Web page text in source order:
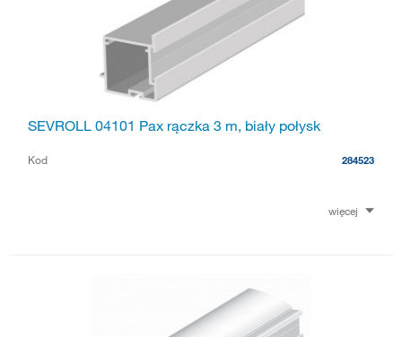
SEVROLL 04101 Pax rączka 3 m, biały połysk
Kod 284523
więcej